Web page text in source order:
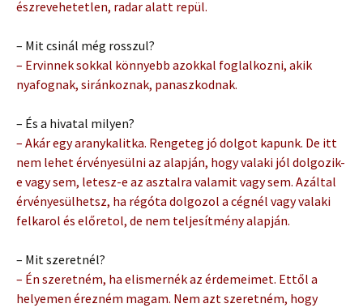
észrevehetetlen, radar alatt repül.
– Mit csinál még rosszul?
– Ervinnek sokkal könnyebb azokkal foglalkozni, akik
nyafognak, siránkoznak, panaszkodnak.
– És a hivatal milyen?
– Akár egy aranykalitka. Rengeteg jó dolgot kapunk. De itt
nem lehet érvényesülni az alapján, hogy valaki jól dolgozik-
e vagy sem, letesz-e az asztalra valamit vagy sem. Azáltal
érvényesülhetsz, ha régóta dolgozol a cégnél vagy valaki
felkarol és előretol, de nem teljesítmény alapján.
– Mit szeretnél?
– Én szeretném, ha elismernék az érdemeimet. Ettől a
helyemen érezném magam. Nem azt szeretném, hogy